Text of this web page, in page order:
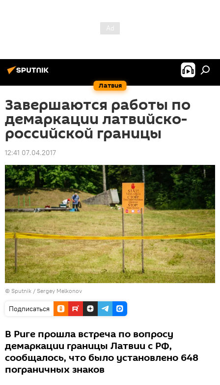
Латвия
Завершаются работы по
демаркации латвийско-
российской границы
12:41 07.04.2017
© Sputnik / Sergey Melkonov
Подписаться
В Риге прошла встреча по вопросу
демаркации границы Латвии с РФ,
сообщалось, что было установлено 648
пограничных знаков